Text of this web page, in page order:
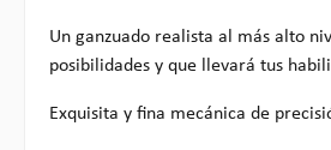
Un ganzuado realista al más alto
posibilidades y que llevará tus
Exquisita y fina mecánica de